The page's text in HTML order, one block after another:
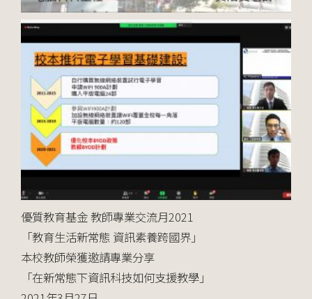
優質教育基金 教師專業交流月2021
「教育生活新常態 資訊素養跨國界」
本校教師榮獲邀請專業分享
「在新常態下資訊科技如何支援教學」